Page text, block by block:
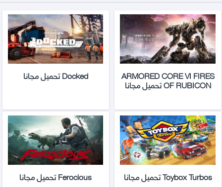
ARMORED CORE VI FIRES
OF RUBICON تحميل مجانا
Docked تحميل مجانا
Toybox Turbos تحميل مجانا Ferocious تحميل مجانا